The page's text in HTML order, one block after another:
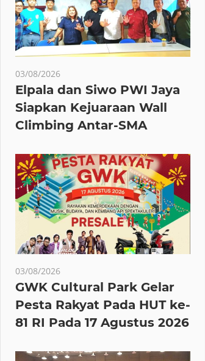
03/08/2026
Elpala dan Siwo PWI Jaya
Siapkan Kejuaraan Wall
Climbing Antar-SMA
03/08/2026
GWK Cultural Park Gelar
Pesta Rakyat Pada HUT ke-
81 RI Pada 17 Agustus 2026